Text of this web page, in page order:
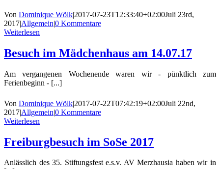
Von Dominique Wölk|2017-07-23T12:33:40+02:00Juli 23rd,
2017|Allgemein|0 Kommentare
Weiterlesen
Besuch im Mädchenhaus am 14.07.17
Am vergangenen Wochenende waren wir - pünktlich zum
Ferienbeginn - [...]
Von Dominique Wölk|2017-07-22T07:42:19+02:00Juli 22nd,
2017|Allgemein|0 Kommentare
Weiterlesen
Freiburgbesuch im SoSe 2017
Anlässlich des 35. Stiftungsfest e.s.v. AV Merzhausia haben wir in